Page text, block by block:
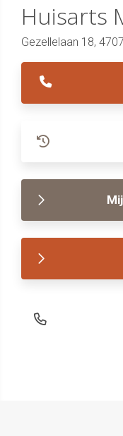
Huisarts
Gezellelaan 18,